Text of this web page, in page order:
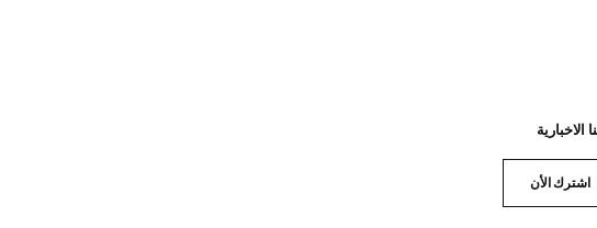
اشترك الأن